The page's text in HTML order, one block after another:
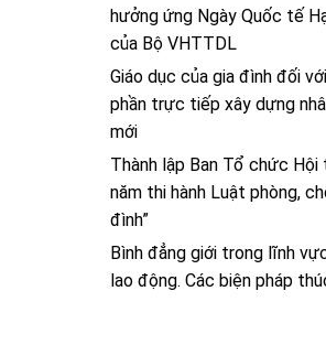
hưởng ứng Ngày Quốc tế
của Bộ VHTTDL
Giáo dục của gia đình đối
phần trực tiếp xây dựng
mới
Thành lập Ban Tổ chức Hội
năm thi hành Luật phòng,
đình”
Bình đẳng giới trong lĩnh
lao động. Các biện pháp